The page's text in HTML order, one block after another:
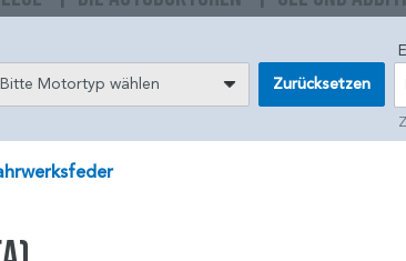
Bitte Motortyp wählen Zurücksetzen